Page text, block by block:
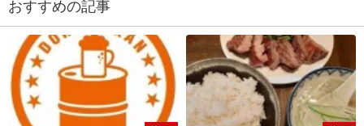
おすすめの記事